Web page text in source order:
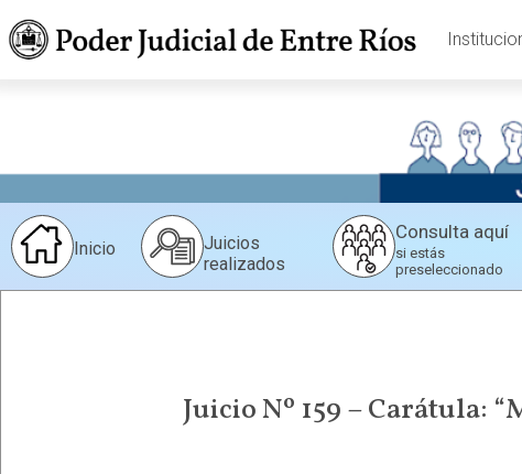
Inicio
Juicios
realizados
Consulta aquí
si estás
preseleccionado
Juicio Nº 159 – Carátula: